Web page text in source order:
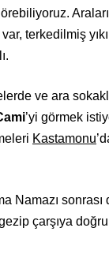
görebiliyoruz.
terkedilmiş
ve ara
i’yi görmek
Kastamonu
Namazı
çarşıya